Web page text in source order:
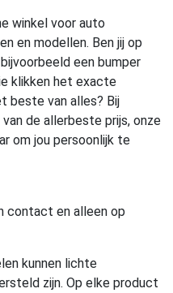
winkel voor auto
en modellen. Ben jij op
een bumper
klikken het exacte
beste van alles? Bij
de allerbeste prijs, onze
om jou persoonlijk te
contact en alleen op
kunnen lichte
zijn. Op elke product